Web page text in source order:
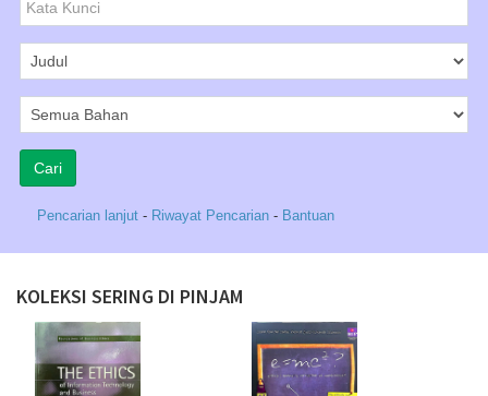
Pencarian lanjut - Riwayat Pencarian - Bantuan
KOLEKSI SERING DI PINJAM